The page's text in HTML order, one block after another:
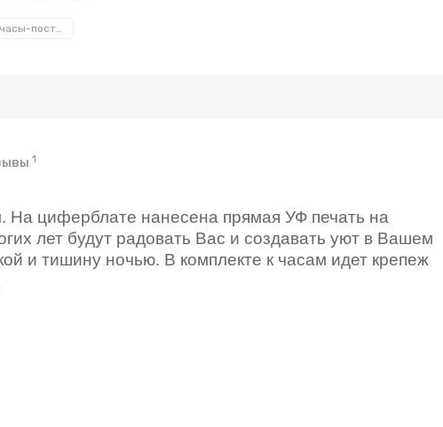
1
циферблате нанесена прямая УФ печать на
лет будут радовать Вас и создавать уют в Вашем
и тишину ночью. В комплекте к часам идет крепеж